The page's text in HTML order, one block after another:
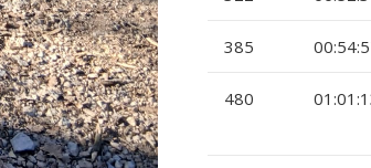
385
480